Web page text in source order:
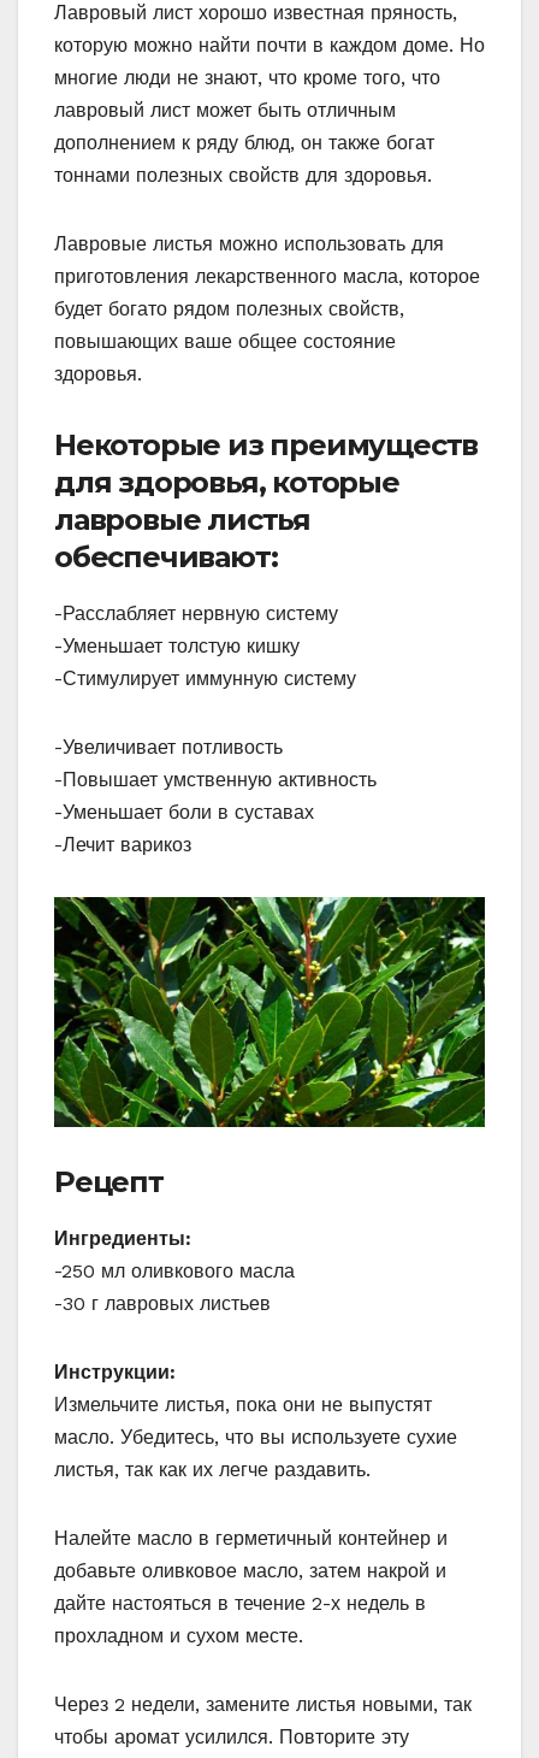
Лавровый лист хорошо известная пряность,
которую можно найти почти в каждом доме. Но
многие люди не знают, что кроме того, что
лавровый лист может быть отличным
дополнением к ряду блюд, он также богат
тоннами полезных свойств для здоровья.
Лавровые листья можно использовать для
приготовления лекарственного масла, которое
будет богато рядом полезных свойств,
повышающих ваше общее состояние
здоровья.
Некоторые из преимуществ
для здоровья, которые
лавровые листья
обеспечивают:
-Расслабляет нервную систему
-Уменьшает толстую кишку
-Стимулирует иммунную систему
-Увеличивает потливость
-Повышает умственную активность
-Уменьшает боли в суставах
-Лечит варикоз
Рецепт
Ингредиенты:
-250 мл оливкового масла
-30 г лавровых листьев
Инструкции:
Измельчите листья, пока они не выпустят
масло. Убедитесь, что вы используете сухие
листья, так как их легче раздавить.
Налейте масло в герметичный контейнер и
добавьте оливковое масло, затем накрой и
дайте настояться в течение 2-х недель в
прохладном и сухом месте.
Через 2 недели, замените листья новыми, так
чтобы аромат усилился. Повторите эту